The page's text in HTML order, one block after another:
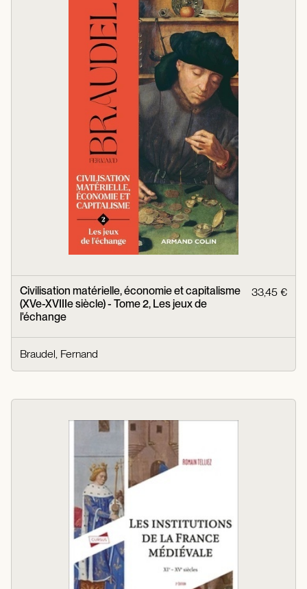
Civilisation matérielle, économie et capitalisme
(XVe-XVIIIe siècle) - Tome 2, Les jeux de
l'échange
33,45 €
Braudel, Fernand